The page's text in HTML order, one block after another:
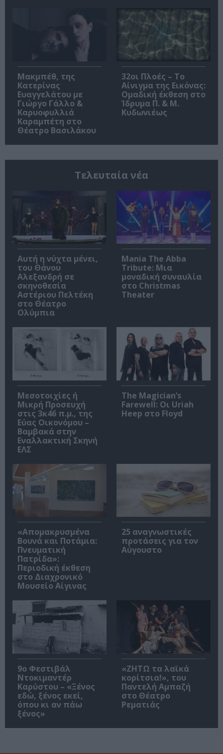
Μακμπέθ, της
Κατερίνας
Ευαγγελάτου με
Γιώργο Γάλλο &
Καρυοφυλλιά
Καραμπέτη στο
Θέατρο Βασιλάκου
32οι Πλοές – Το
Αίνιγμα της Εικόνας:
Ομαδική έκθεση στο
Ίδρυμα Π. & Μ.
Κυδωνιέως
Τελευταία νέα
Αυτή η νύχτα μένει,
του Θάνου
Αλεξανδρή σε
σκηνοθεσία
Αστέριου Πελτέκη
στο Θέατρο
Ολύμπια
Mania The Abba
Tribute: Μια
μοναδική συναυλία
στο Christmas
Theater
Μεσοτοιχίες ή
Μικρή Προσευχή
στις 3κ46 π.μ., της
Εύας Οικονόμου –
Βαμβακά στην
Εναλλακτική Σκηνή
ΕΛΣ
The Magician’s
Farewell: Οι Uriah
Heep στο Floyd
«Απομακρυσμένα
Βουνά και Ποτάμια:
Πνευματική
Πατρίδα»:
Περιοδική έκθεση
στο Διαχρονικό
Μουσείο Αίγινας
25 αναγνωστικές
προτάσεις για τον
Αύγουστο
9ο Φεστιβάλ
Ντοκιμαντέρ
Καρύστου – «Ξένος
εδώ, ξένος εκεί,
όπου κι αν πάω
ξένος»
«ΖΗΤΩ τα λαϊκά
κορίτσια!», του
Παντελή Αμπαζή
στο Θέατρο
Ρεματιάς